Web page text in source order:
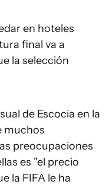
en hoteles
final va a
la selección
de Escocia en la
muchos
preocupaciones
es "el precio
la FIFA le ha